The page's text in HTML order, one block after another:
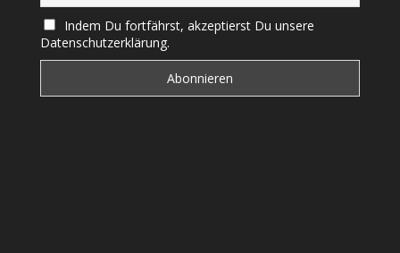
Indem Du fortfährst, akzeptierst Du unsere
Datenschutzerklärung.